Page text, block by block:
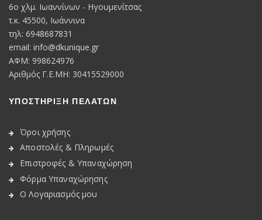
6o χλμ. Ιωαννίνων - Ηγουμενίτσας
τ.κ. 45500, Ιωάννινα
τηλ: 6948687831
email: info@dkunique.gr
ΑΦΜ: 998624976
Αριθμός Γ.Ε.ΜΗ: 30415529000
ΥΠΟΣΤΗΡΙΞΗ ΠΕΛΑΤΩΝ
Όροι χρήσης
Αποστολές & Πληρωμές
Επιστροφές & Υπαναχώρηση
Φόρμα Υπαναχώρησης
Ο Λογαριασμός μου